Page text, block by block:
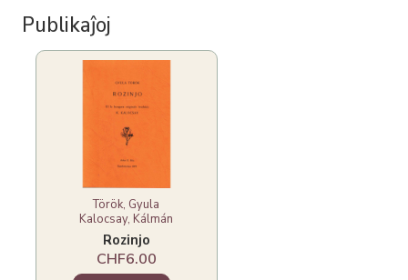
Publikaĵoj
Török, Gyula
Kalocsay, Kálmán
Rozinjo
CHF6.00